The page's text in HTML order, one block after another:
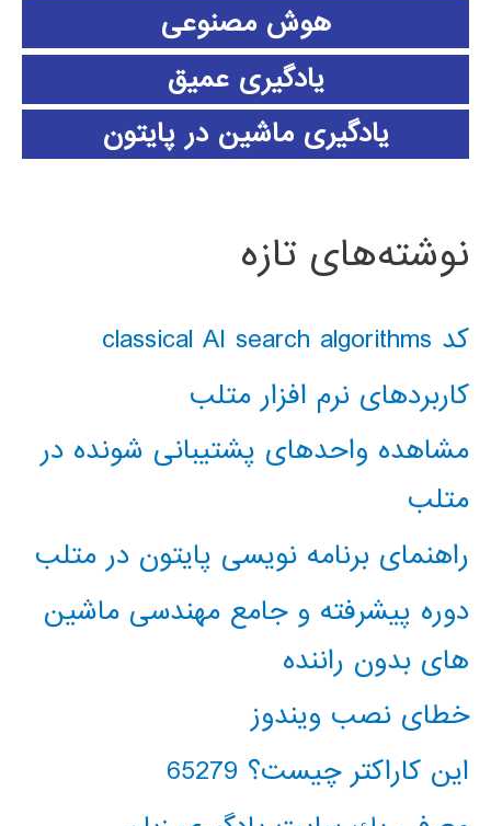
هوش مصنوعی
یادگیری عمیق
یادگیری ماشین در پایتون
نوشته‌های تازه
کد classical AI search algorithms
کاربردهای نرم افزار متلب
مشاهده واحدهای پشتیبانی شونده در
متلب
راهنمای برنامه نویسی پایتون در متلب
دوره پیشرفته و جامع مهندسی ماشین
های بدون راننده
خطای نصب ویندوز
این کاراکتر چیست؟ 65279